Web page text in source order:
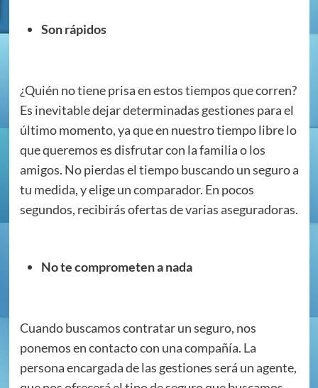
Son rápidos
¿Quién no tiene prisa en estos tiempos que corren?
Es inevitable dejar determinadas gestiones para el
último momento, ya que en nuestro tiempo libre lo
que queremos es disfrutar con la familia o los
amigos. No pierdas el tiempo buscando un seguro a
tu medida, y elige un comparador. En pocos
segundos, recibirás ofertas de varias aseguradoras.
No te comprometen a nada
Cuando buscamos contratar un seguro, nos
ponemos en contacto con una compañía. La
persona encargada de las gestiones será un agente,